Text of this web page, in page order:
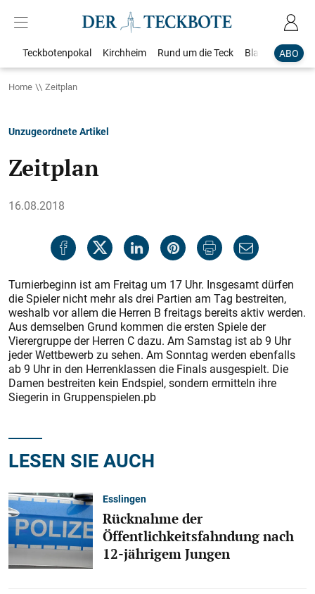
ABO
Teckbotenpokal Kirchheim Rund um die Teck Blaulicht
Home Zeitplan
Unzugeordnete Artikel
Zeitplan
16.08.2018
Turnierbeginn ist am Freitag um 17 Uhr. Insgesamt dürfen
die Spieler nicht mehr als drei Partien am Tag bestreiten,
weshalb vor allem die Herren B freitags bereits aktiv werden.
Aus demselben Grund kommen die ersten Spiele der
Vierergruppe der Herren C dazu. Am Samstag ist ab 9 Uhr
jeder Wettbewerb zu sehen. Am Sonntag werden ebenfalls
ab 9 Uhr in den Herrenklassen die Finals ausgespielt. Die
Damen bestreiten kein Endspiel, sondern ermitteln ihre
Siegerin in Gruppenspielen.pb
LESEN SIE AUCH
Esslingen
Rücknahme der
Öffentlichkeitsfahndung nach
12-jährigem Jungen